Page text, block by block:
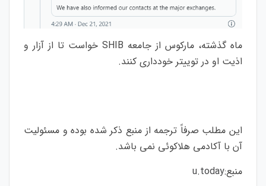
ماه گذشته، مارکوس از جامعه SHIB خواست تا از آزار و
اذیت او در توییتر خودداری کنند.
این مطلب صرفاً ترجمه از منبع ذکر شده بوده و مسئولیت
آن با آکادمی هلاکوئی نمی باشد.
منبع:u.today